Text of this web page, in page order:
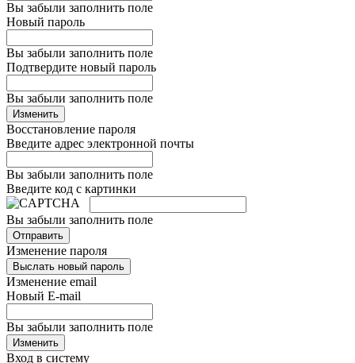
Вы забыли заполнить поле
Новый пароль
Вы забыли заполнить поле
Подтвердите новый пароль
Вы забыли заполнить поле
Изменить
Восстановление пароля
Введите адрес электронной почты
Вы забыли заполнить поле
Введите код с картинки
Вы забыли заполнить поле
Отправить
Изменение пароля
Выслать новый пароль
Изменение email
Новый E-mail
Вы забыли заполнить поле
Изменить
Вход в систему